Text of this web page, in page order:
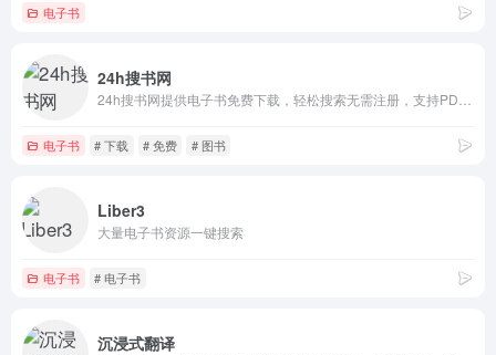
电子书
24h搜书网
电子书 # 下载 # 免费 # 图书
Liber3
大量电子书资源一键搜索
电子书 # 电子书
沉浸式翻译